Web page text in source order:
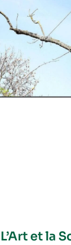
L’Art et la